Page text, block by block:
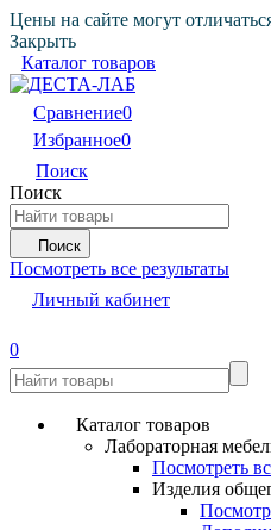
Цены на сайте могут
Закрыть
Каталог товаров
Сравнение0
Избранное0
Поиск
Поиск
Поиск
Посмотреть все результаты
Личный кабинет
0
Каталог товаров
Лабораторная
Посмотреть
Изделия